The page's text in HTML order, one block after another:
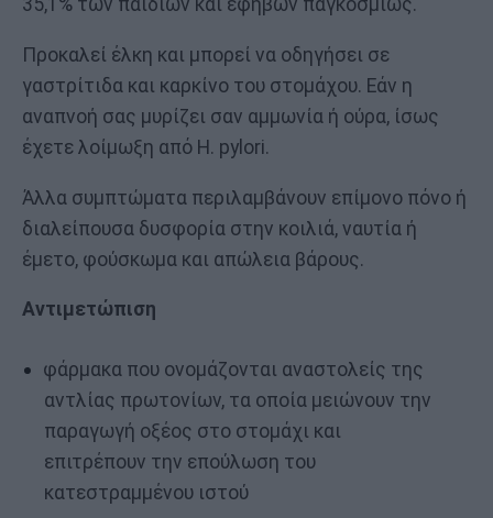
35,1% των παιδιών και εφήβων παγκοσμίως.
Προκαλεί έλκη και μπορεί να οδηγήσει σε
γαστρίτιδα και καρκίνο του στομάχου. Εάν η
αναπνοή σας μυρίζει σαν αμμωνία ή ούρα, ίσως
έχετε λοίμωξη από H. pylori.
Άλλα συμπτώματα περιλαμβάνουν επίμονο πόνο ή
διαλείπουσα δυσφορία στην κοιλιά, ναυτία ή
έμετο, φούσκωμα και απώλεια βάρους.
Αντιμετώπιση
φάρμακα που ονομάζονται αναστολείς της
αντλίας πρωτονίων, τα οποία μειώνουν την
παραγωγή οξέος στο στομάχι και
επιτρέπουν την επούλωση του
κατεστραμμένου ιστού